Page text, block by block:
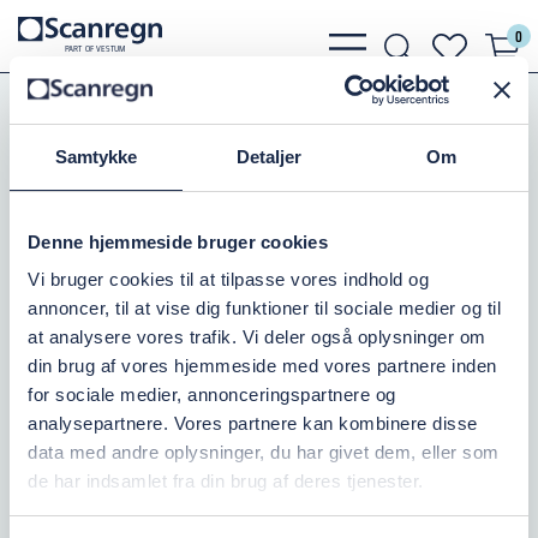
Samtykke Detaljer Om
Denne hjemmeside bruger cookies
Vi bruger cookies til at tilpasse vores indhold og
annoncer, til at vise dig funktioner til sociale medier og til
at analysere vores trafik. Vi deler også oplysninger om
din brug af vores hjemmeside med vores partnere inden
for sociale medier, annonceringspartnere og
analysepartnere. Vores partnere kan kombinere disse
data med andre oplysninger, du har givet dem, eller som
de har indsamlet fra din brug af deres tjenester.
PARTOF VESTUM
bars
light
search
light
heart 0
Pumper Dykmotorer
DYKMOTOR TESLA 4" -1,5 KW 3X400V
Varenr.:501066020
På lager: 1
5.878,75 DKKinkl. moms
Læg i kurv